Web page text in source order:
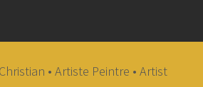
• Artiste Peintre • Artist